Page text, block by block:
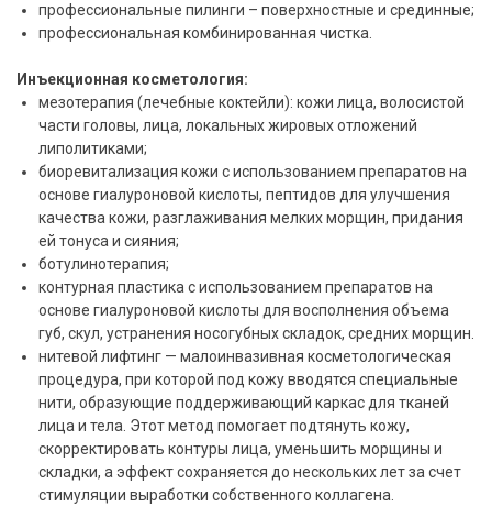
профессиональные пилинги – поверхностные и срединные;
профессиональная комбинированная чистка.
Инъекционная косметология:
мезотерапия (лечебные коктейли): кожи лица, волосистой
части головы, лица, локальных жировых отложений
липолитиками;
биоревитализация кожи с использованием препаратов на
основе гиалуроновой кислоты, пептидов для улучшения
качества кожи, разглаживания мелких морщин, придания
ей тонуса и сияния;
ботулинотерапия;
контурная пластика с использованием препаратов на
основе гиалуроновой кислоты для восполнения объема
губ, скул, устранения носогубных складок, средних морщин.
нитевой лифтинг — малоинвазивная косметологическая
процедура, при которой под кожу вводятся специальные
нити, образующие поддерживающий каркас для тканей
лица и тела. Этот метод помогает подтянуть кожу,
скорректировать контуры лица, уменьшить морщины и
складки, а эффект сохраняется до нескольких лет за счет
стимуляции выработки собственного коллагена.